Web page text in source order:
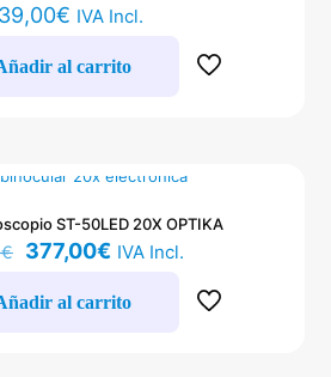
€ IVA Incl.
al carrito
ST-50LED 20X OPTIKA
€
El
precio
original
era:
377,00€El
actual
es:
IVA Incl.
al carrito